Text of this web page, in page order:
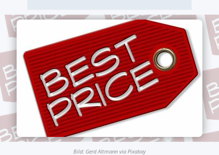
Bild: Gerd Altmann via Pixabay